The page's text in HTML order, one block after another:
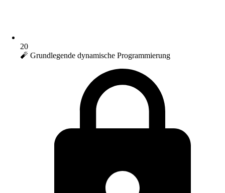
20
🧨 Grundlegende dynamische Programmierung